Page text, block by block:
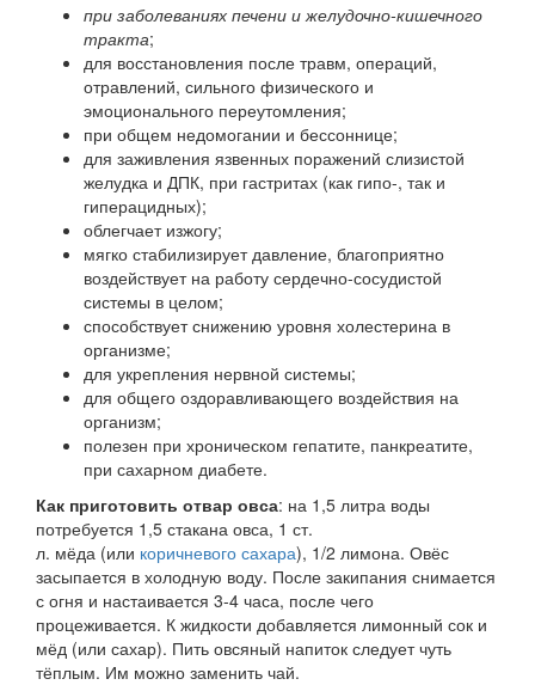
при заболеваниях печени и желудочно-кишечного
тракта;
для восстановления после травм, операций,
отравлений, сильного физического и
эмоционального переутомления;
при общем недомогании и бессоннице;
для заживления язвенных поражений слизистой
желудка и ДПК, при гастритах (как гипо-, так и
гиперацидных);
облегчает изжогу;
мягко стабилизирует давление, благоприятно
воздействует на работу сердечно-сосудистой
системы в целом;
способствует снижению уровня холестерина в
организме;
для укрепления нервной системы;
для общего оздоравливающего воздействия на
организм;
полезен при хроническом гепатите, панкреатите,
при сахарном диабете.
Как приготовить отвар овса: на 1,5 литра воды
потребуется 1,5 стакана овса, 1 ст.
л. мёда (или коричневого сахара), 1/2 лимона. Овёс
засыпается в холодную воду. После закипания снимается
с огня и настаивается 3-4 часа, после чего
процеживается. К жидкости добавляется лимонный сок и
мёд (или сахар). Пить овсяный напиток следует чуть
тёплым. Им можно заменить чай.